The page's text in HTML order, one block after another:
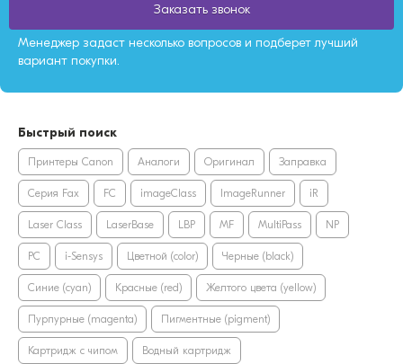
Заказать звонок
Менеджер задаст несколько вопросов и подберет лучший
вариант покупки.
Быстрый поиск
Принтеры Canon Аналоги Оригинал Заправка
Серия Fax FC imageClass ImageRunner iR
Laser Class LaserBase LBP MF MultiPass NP
PC i-Sensys Цветной (color) Черные (black)
Синие (cyan) Красные (red) Желтого цвета (yellow)
Пурпурные (magenta) Пигментные (pigment)
Картридж с чипом Водный картридж